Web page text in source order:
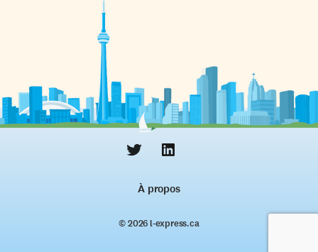
À propos
© 2026 l‑express.ca